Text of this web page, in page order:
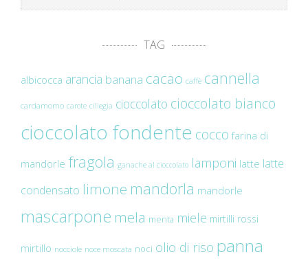
TAG
albicocca arancia banana cacao caffè cannella
cardamomo carote ciliegia cioccolato cioccolato bianco
cioccolato fondente cocco farina di
mandorle fragola ganache al cioccolato lamponi latte latte
condensato limone mandorla mandorle
mascarpone mela menta miele mirtilli rossi
mirtillo nocciole noce moscata noci olio di riso panna